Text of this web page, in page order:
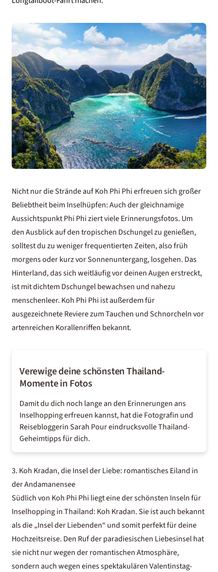
Nicht nur die Strände auf Koh Phi Phi erfreuen sich großer
Beliebtheit beim Inselhüpfen: Auch der gleichnamige
Aussichtspunkt Phi Phi ziert viele Erinnerungsfotos. Um
den Ausblick auf den tropischen Dschungel zu genießen,
solltest du zu weniger frequentierten Zeiten, also früh
morgens oder kurz vor Sonnenuntergang, losgehen. Das
Hinterland, das sich weitläufig vor deinen Augen erstreckt,
ist mit dichtem Dschungel bewachsen und nahezu
menschenleer. Koh Phi Phi ist außerdem für
ausgezeichnete Reviere zum Tauchen und Schnorcheln vor
artenreichen Korallenriffen bekannt.
Verewige deine schönsten Thailand-
Momente in Fotos
Damit du dich noch lange an den Erinnerungen ans
Inselhopping erfreuen kannst, hat die Fotografin und
Reisebloggerin Sarah Pour eindrucksvolleThailand-
Geheimtippsfür dich.
3. Koh Kradan, die Insel der Liebe: romantisches Eiland in
der Andamanensee
Südlich von Koh Phi Phi liegt eine der schönsten Inseln für
Inselhopping in Thailand: Koh Kradan. Sie ist auch bekannt
als die „Insel der Liebenden“ und somit perfekt für deine
Hochzeitsreise. Den Ruf der paradiesischen Liebesinsel hat
sie nicht nur wegen der romantischen Atmosphäre,
sondern auch wegen eines spektakulären Valentinstag-